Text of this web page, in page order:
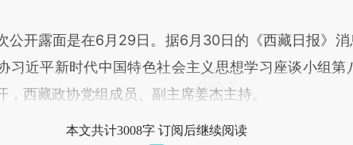
开露面是在6月29日。据6月30日的《西藏日报》消
习近平新时代中国特色社会主义思想学习座谈小组第
，西藏政协党组成员、副主席姜杰主持。
本文共计3008字 订阅后继续阅读